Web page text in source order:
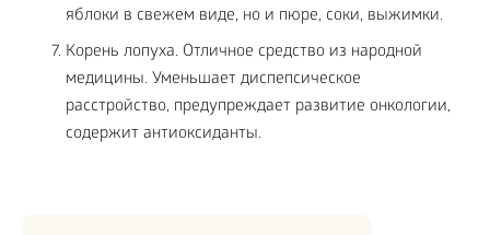
яблоки в свежем виде, но и пюре, соки, выжимки.
Корень лопуха. Отличное средство из народной
медицины. Уменьшает диспепсическое
расстройство, предупреждает развитие онкологии,
содержит антиоксиданты.